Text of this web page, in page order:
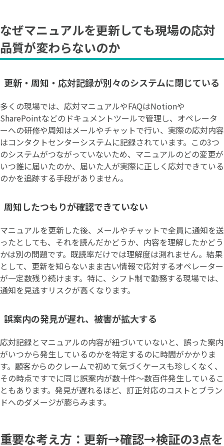
なぜマニュアルを更新しても現場の応対
品質が変わらないのか
更新・周知・応対記録が別々のシステムに閉じている
多くの現場では、応対マニュアルやFAQはNotionや
SharePointなどのドキュメントツールで管理し、オペレータ
ーへの研修や周知はメールやチャットで行い、実際の応対内容
はコンタクトセンターシステムに記録されています。この3つ
のシステムがつながっていないため、マニュアルのどの変更が
いつ誰に届いたのか、届いた人が実際に正しく応対できている
のかを追跡する手段がありません。
周知したつもりが確認できていない
マニュアルを更新した後、メールやチャットで全員に通知を送
ったとしても、それを読んだかどうか、内容を理解したかどう
かは別の問題です。既読率だけでは理解度は測れません。結果
として、更新を知らないまま古い情報で応対するオペレーター
が一定数残り続けます。特に、シフト制で勤務する現場では、
通知を見逃すリスクが高くなります。
誤案内の発見が遅れ、被害が拡大する
応対記録とマニュアルの内容が紐づいていないと、誤った案内
がいつから発生しているのかを特定するのに時間がかかりま
す。顧客からのクレームで初めて気づくケースも珍しくなく、
その時点ですでに同じ誤案内が数十件〜数百件発生しているこ
ともあります。発見が遅れるほど、訂正対応のコストとブラン
ドへのダメージが膨らみます。
重要な考え方：更新→確認→検証の3点を